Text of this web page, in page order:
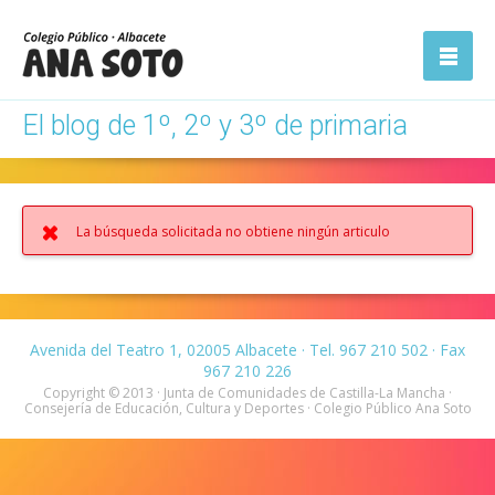
navegación
El blog de 1º, 2º y 3º de primaria
La búsqueda solicitada no obtiene ningún articulo
Avenida del Teatro 1, 02005 Albacete · Tel. 967 210 502 · Fax
967 210 226
Copyright © 2013 · Junta de Comunidades de Castilla-La Mancha ·
Consejería de Educación, Cultura y Deportes · Colegio Público Ana Soto